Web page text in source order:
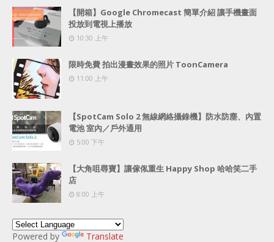
【開箱】Google Chromecast 簡單介紹 讓手機畫面
投放到電視上播放
10:30 上午
限時免費 拍出漫畫效果的照片 ToonCamera
11:00 上午
【SpotCam Solo 2 無線網絡攝錄機】防水防塵、內置
電池 室內／戶外通用
5:00 下午
【大角咀尋寶】讓傢俬重生 Happy Shop 哈哈笑二手
店
8:00 上午
Powered by Translate